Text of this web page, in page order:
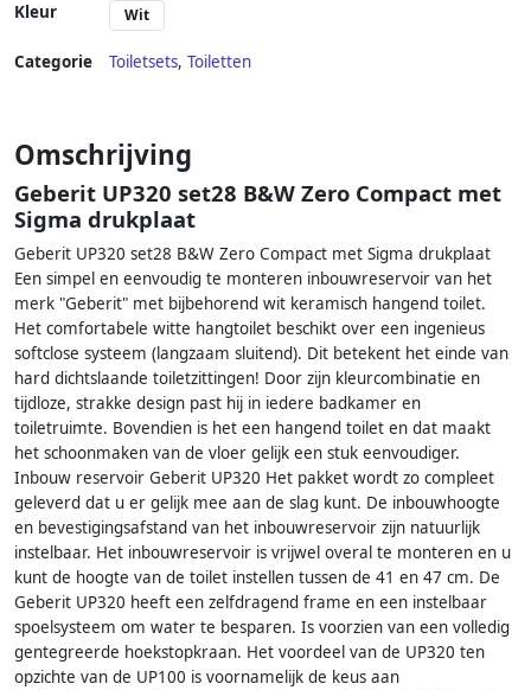
Kleur Wit
Categorie Toiletsets, Toiletten
Omschrijving
Geberit UP320 set28 B&W Zero Compact met
Sigma drukplaat
Geberit UP320 set28 B&W Zero Compact met Sigma drukplaat
Een simpel en eenvoudig te monteren inbouwreservoir van het
merk "Geberit" met bijbehorend wit keramisch hangend toilet.
Het comfortabele witte hangtoilet beschikt over een ingenieus
softclose systeem (langzaam sluitend). Dit betekent het einde van
hard dichtslaande toiletzittingen! Door zijn kleurcombinatie en
tijdloze, strakke design past hij in iedere badkamer en
toiletruimte. Bovendien is het een hangend toilet en dat maakt
het schoonmaken van de vloer gelijk een stuk eenvoudiger.
Inbouw reservoir Geberit UP320 Het pakket wordt zo compleet
geleverd dat u er gelijk mee aan de slag kunt. De inbouwhoogte
en bevestigingsafstand van het inbouwreservoir zijn natuurlijk
instelbaar. Het inbouwreservoir is vrijwel overal te monteren en u
kunt de hoogte van de toilet instellen tussen de 41 en 47 cm. De
Geberit UP320 heeft een zelfdragend frame en een instelbaar
spoelsysteem om water te besparen. Is voorzien van een volledig
gentegreerde hoekstopkraan. Het voordeel van de UP320 ten
opzichte van de UP100 is voornamelijk de keus aan